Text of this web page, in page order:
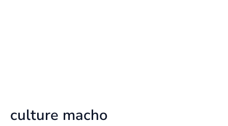
culture macho